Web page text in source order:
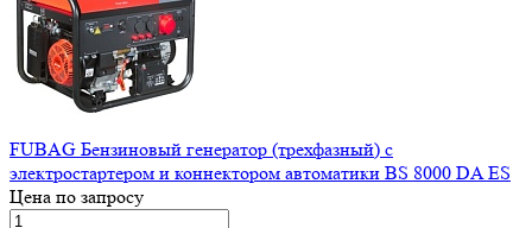
FUBAG Бензиновый генератор (трехфазный) с
электростартером и коннектором автоматики BS 8000 DA ES
Цена по запросу